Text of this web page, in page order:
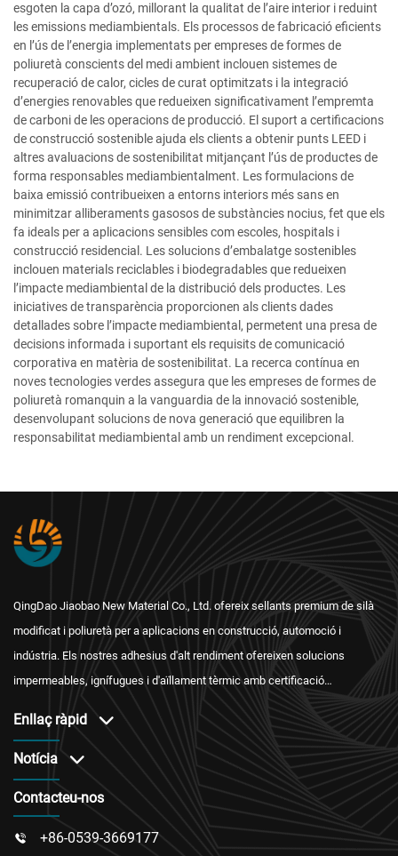
esgoten la capa d’ozó, millorant la qualitat de l’aire interior i reduint
les emissions mediambientals. Els processos de fabricació eficients
en l’ús de l’energia implementats per empreses de formes de
poliuretà conscients del medi ambient inclouen sistemes de
recuperació de calor, cicles de curat optimitzats i la integració
d’energies renovables que redueixen significativament l’empremta
de carboni de les operacions de producció. El suport a certificacions
de construcció sostenible ajuda els clients a obtenir punts LEED i
altres avaluacions de sostenibilitat mitjançant l’ús de productes de
forma responsables mediambientalment. Les formulacions de
baixa emissió contribueixen a entorns interiors més sans en
minimitzar alliberaments gasosos de substàncies nocius, fet que els
fa ideals per a aplicacions sensibles com escoles, hospitals i
construcció residencial. Les solucions d’embalatge sostenibles
inclouen materials reciclables i biodegradables que redueixen
l’impacte mediambiental de la distribució dels productes. Les
iniciatives de transparència proporcionen als clients dades
detallades sobre l’impacte mediambiental, permetent una presa de
decisions informada i suportant els requisits de comunicació
corporativa en matèria de sostenibilitat. La recerca contínua en
noves tecnologies verdes assegura que les empreses de formes de
poliuretà romanquin a la vanguardia de la innovació sostenible,
desenvolupant solucions de nova generació que equilibren la
responsabilitat mediambiental amb un rendiment excepcional.
QingDao Jiaobao New Material Co., Ltd. ofereix sellants premium de silà
modificat i poliuretà per a aplicacions en construcció, automoció i
indústria. Els nostres adhesius d'alt rendiment ofereixen solucions
impermeables, ignífugues i d'aïllament tèrmic amb certificació
Enllaç ràpid
Notícia
Contacteu-nos
 +86-0539-3669177